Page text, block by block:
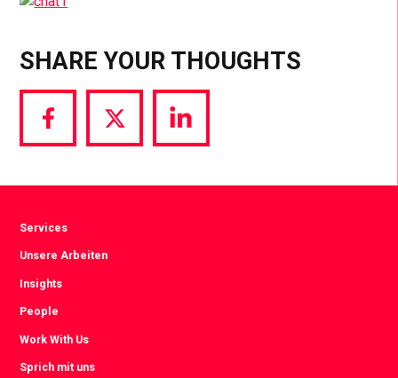
SHARE YOUR THOUGHTS
Share
via
Share
via
Share
via
Services
Unsere Arbeiten
Insights
People
Work With Us
Sprich mit uns